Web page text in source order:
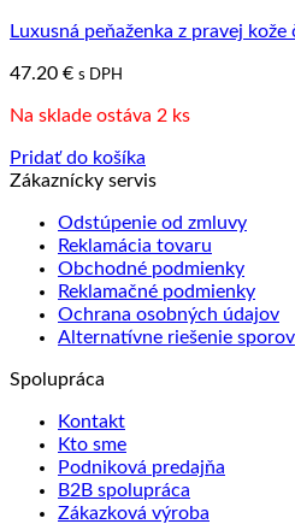
Luxusná peňaženka z pravej
47.20 € s DPH
Na sklade ostáva 2 ks
Pridať do košíka
Zákaznícky servis
Odstúpenie od zmluvy
Reklamácia tovaru
Obchodné podmienky
Reklamačné podmienky
Ochrana osobných údajov
Alternatívne riešenie sporov
Spolupráca
Kontakt
Kto sme
Podniková predajňa
B2B spolupráca
Zákazková výroba